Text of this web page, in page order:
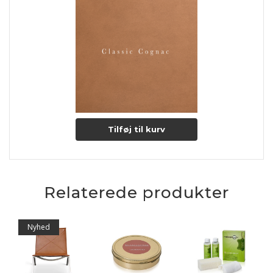
Tilføj til kurv
Relaterede produkter
Nyhed